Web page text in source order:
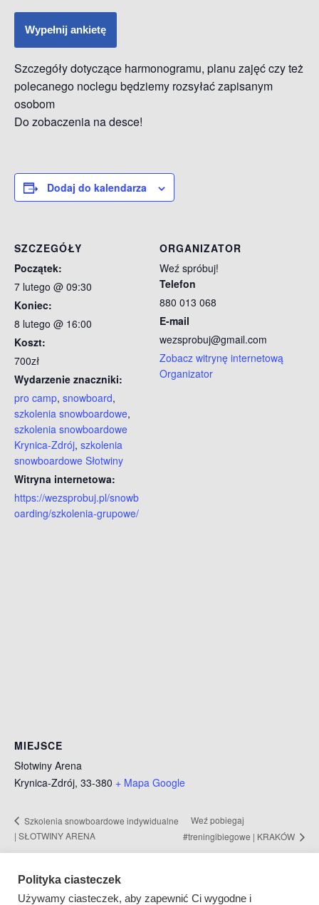
Wypełnij ankietę
Szczegóły dotyczące harmonogramu, planu zajęć czy też
polecanego noclegu będziemy rozsyłać zapisanym
osobom
Do zobaczenia na desce!
Dodaj do kalendarza
SZCZEGÓŁY
Początek:
7 lutego @ 09:30
Koniec:
8 lutego @ 16:00
Koszt:
700zł
Wydarzenie znaczniki:
pro camp, snowboard,
szkolenia snowboardowe,
szkolenia snowboardowe
Krynica-Zdrój, szkolenia
snowboardowe Słotwiny
Witryna internetowa:
https://wezsprobuj.pl/snowb
oarding/szkolenia-grupowe/
ORGANIZATOR
Weź spróbuj!
Telefon
880 013 068
E-mail
wezsprobuj@gmail.com
Zobacz witrynę internetową
Organizator
MIEJSCE
Słotwiny Arena
Krynica-Zdrój, 33-380 + Mapa Google
Szkolenia snowboardowe indywidualne
| SŁOTWINY ARENA
Weź pobiegaj
#treningibiegowe | KRAKÓW
WEŹ SPRÓBUJ!
| +48 880 013 068 |
Polityka ciasteczek
Używamy ciasteczek, aby zapewnić Ci wygodne i